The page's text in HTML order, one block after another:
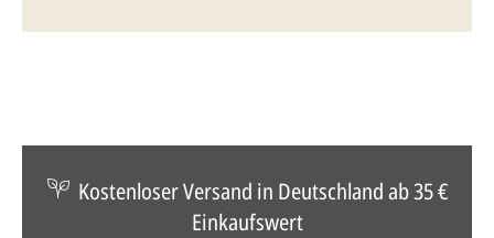
Kostenloser Versand in Deutschland ab 35 €
Einkaufswert